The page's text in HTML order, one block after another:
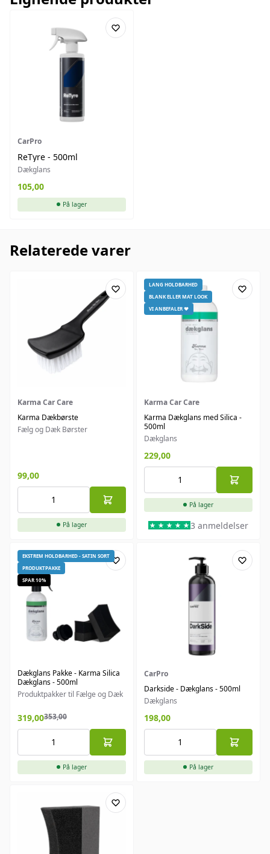
CarPro
ReTyre - 500ml
Dækglans
105,00
På lager
Relaterede varer
Karma Car Care
Karma Dækbørste
Fælg og Dæk Børster
99,00
På lager
LANG HOLDBARHED
BLANK ELLER MAT LOOK
VI ANBEFALER ❤️
Karma Car Care
Karma Dækglans med Silica -
500ml
Dækglans
229,00
På lager
3 anmeldelser
EKSTREM HOLDBARHED - SATIN SORT
PRODUKTPAKKE
SPAR 10%
Dækglans Pakke - Karma Silica
Dækglans - 500ml
Produktpakker til Fælge og Dæk
319,00353,00
På lager
CarPro
Darkside - Dækglans - 500ml
Dækglans
198,00
På lager